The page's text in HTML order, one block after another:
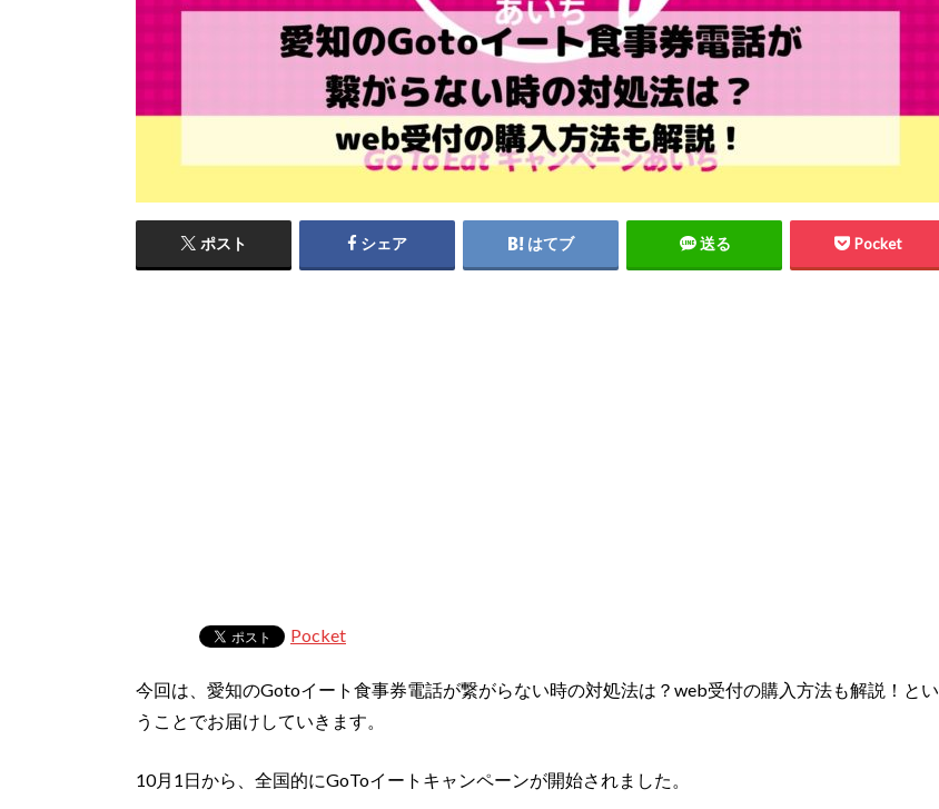
ポスト シェア はてブ 送る Pocket
Pocket
今回は、愛知のGotoイート食事券電話が繋がらない時の対処法は？web受付の購入方法も解説！とい
うことでお届けしていきます。
10月1日から、全国的にGoToイートキャンペーンが開始されました。